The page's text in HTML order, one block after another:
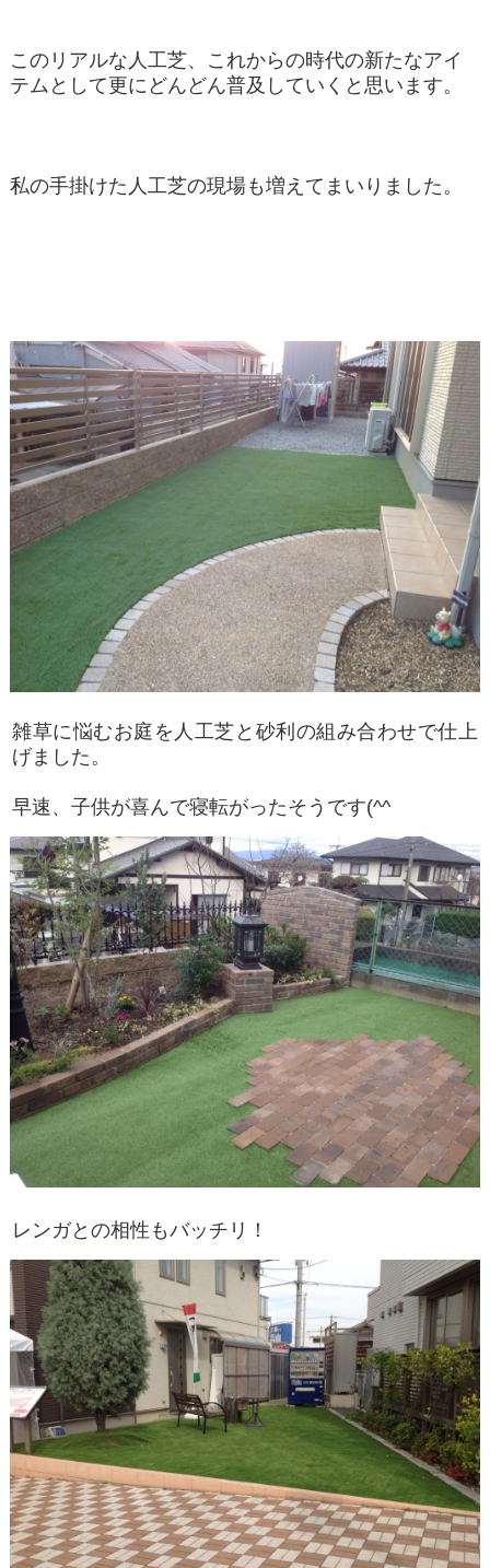
このリアルな人工芝、これからの時代の新たなアイ
テムとして更にどんどん普及していくと思います。
私の手掛けた人工芝の現場も増えてまいりました。
雑草に悩むお庭を人工芝と砂利の組み合わせで仕上
げました。
早速、子供が喜んで寝転がったそうです(^^
レンガとの相性もバッチリ！